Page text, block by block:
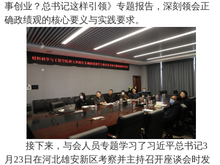
事创业？总书记这样引领》专题报告，深刻领会正
确政绩观的核心要义与实践要求。
接下来，与会人员专题学习了习近平总书记3
月23日在河北雄安新区考察并主持召开座谈会时发